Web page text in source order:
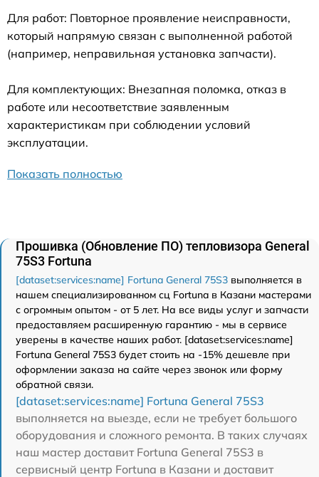
Для работ: Повторное проявление неисправности,
который напрямую связан с выполненной работой
(например, неправильная установка запчасти).
Для комплектующих: Внезапная поломка, отказ в
работе или несоответствие заявленным
характеристикам при соблюдении условий
эксплуатации.
Показать полностью
Прошивка (Обновление ПО) тепловизора General
75S3 Fortuna
[dataset:services:name] Fortuna General 75S3 выполняется в
нашем специализированном сц Fortuna в Казани мастерами
с огромным опытом - от 5 лет. На все виды услуг и запчасти
предоставляем расширенную гарантию - мы в сервисе
уверены в качестве наших работ. [dataset:services:name]
Fortuna General 75S3 будет стоить на -15% дешевле при
оформлении заказа на сайте через звонок или форму
обратной связи.
[dataset:services:name] Fortuna General 75S3
выполняется на выезде, если не требует большого
оборудования и сложного ремонта. В таких случаях
наш мастер доставит Fortuna General 75S3 в
сервисный центр Fortuna в Казани и доставит